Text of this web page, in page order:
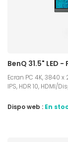
BenQ 31.5" LED
Ecran PC 4K, 3840
IPS, HDR 10, HDMI/
Dispo web : En